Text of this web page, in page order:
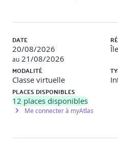
DATE
20/08/2026
au 21/08/2026
MODALITÉ
Classe virtuelle
PLACES DISPONIBLES
12 places disponibles
Me connecter à myAtlas